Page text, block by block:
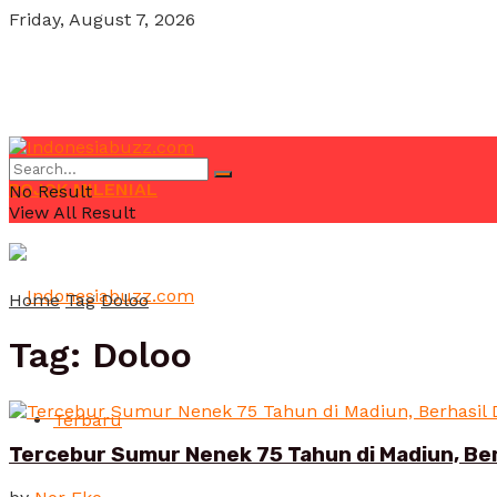
Friday, August 7, 2026
POJOK MILENIAL
Terbaru
No Result
View All Result
Home Tag Doloo
Tag: Doloo
Tercebur Sumur Nenek 75 Tahun di Madiun,